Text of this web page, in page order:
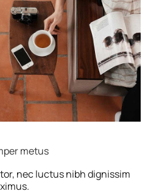
metus
nec luctus nibh dignissim